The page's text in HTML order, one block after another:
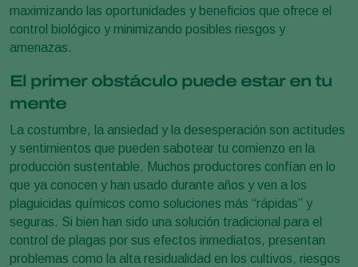
maximizando las oportunidades y beneficios que ofrece el
control biológico y minimizando posibles riesgos y
amenazas.
El primer obstáculo puede estar en tu
mente
La costumbre, la ansiedad y la desesperación son actitudes
y sentimientos que pueden sabotear tu comienzo en la
producción sustentable. Muchos productores confían en lo
que ya conocen y han usado durante años y ven a los
plaguicidas químicos como soluciones más “rápidas” y
seguras. Si bien han sido una solución tradicional para el
control de plagas por sus efectos inmediatos, presentan
problemas como la alta residualidad en los cultivos, riesgos